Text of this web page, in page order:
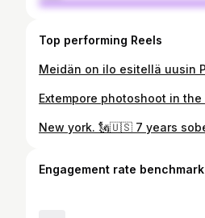
Top performing Reels
Engagement rate benchmark